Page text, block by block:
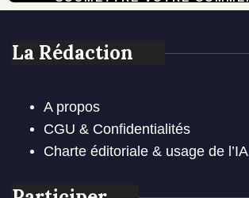
La Rédaction
A propos
CGU & Confidentialités
Charte éditoriale & usage de l’IA